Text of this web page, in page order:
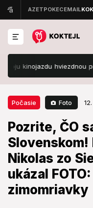
hviezdnou
Počasie Foto
Pozrite, ČO
Nikolas zo
ukázal
zimomriavky
Počasie 12. jún.
Pozrite, ČO
Slovenskom!
zo Siedmeho
Naskakujú z
Z tej fotky nebudete